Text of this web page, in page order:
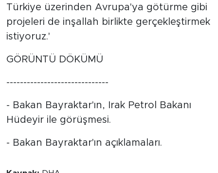
Türkiye üzerinden Avrupa'ya götürme gibi
projeleri de inşallah birlikte gerçekleştirmek
istiyoruz.'
GÖRÜNTÜ DÖKÜMÜ
------------------------------
- Bakan Bayraktar'ın, Irak Petrol Bakanı
Hüdeyir ile görüşmesi.
- Bakan Bayraktar'ın açıklamaları.